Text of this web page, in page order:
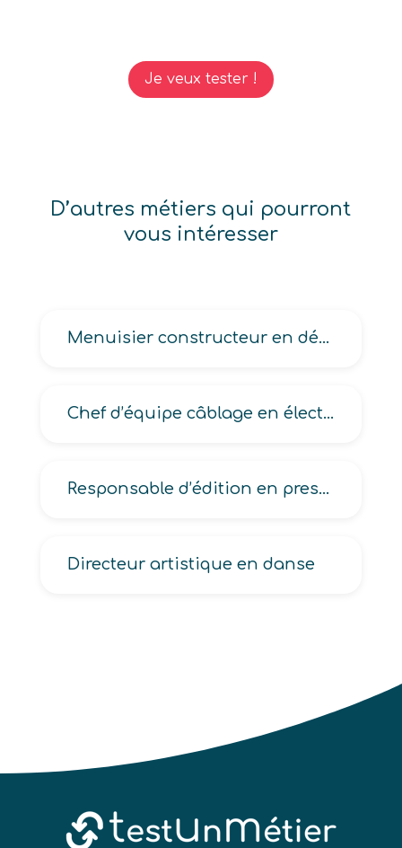
Je veux tester !
D’autres métiers qui pourront
vous intéresser
Menuisier constructeur en décors de spectacle, Menuisier-agenceur de cuisines ou de salles de bains
Chef d’équipe câblage en électronique
Responsable d’édition en presse
Directeur artistique en danse